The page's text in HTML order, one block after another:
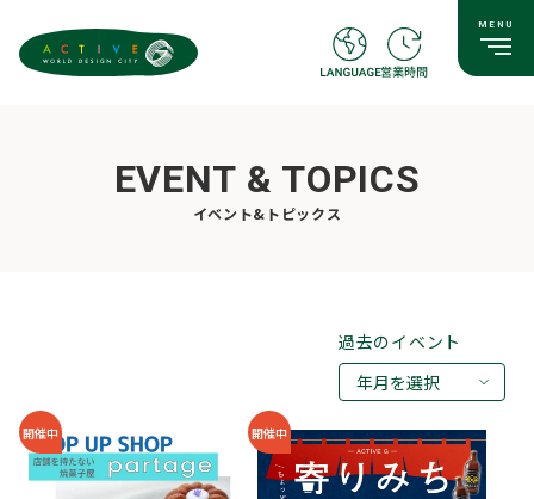
EVENT & TOPICS
イベント&トピックス
過去のイベント
年月を選択
2026年07月
2026年05月
開催中 開催中